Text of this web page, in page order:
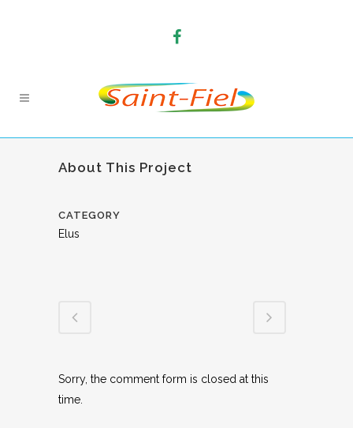
About This Project
CATEGORY
Elus
Sorry, the comment form is closed at this
time.